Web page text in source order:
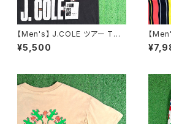
【Men's】 J.COLE ツアー Tシ
ャツ / 古着 ティーシャツ T-Shir
t ラップ ヒップホップ N1551
¥5,500
【
ラー
0年代